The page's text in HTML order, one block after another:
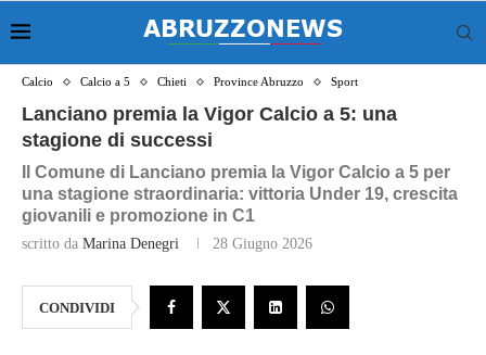
Calcio Calcio a 5 Chieti Province Abruzzo Sport
Lanciano premia la Vigor Calcio a 5: una
stagione di successi
Il Comune di Lanciano premia la Vigor Calcio a 5 per
una stagione straordinaria: vittoria Under 19, crescita
giovanili e promozione in C1
scritto da Marina Denegri 28 Giugno 2026
CONDIVIDI